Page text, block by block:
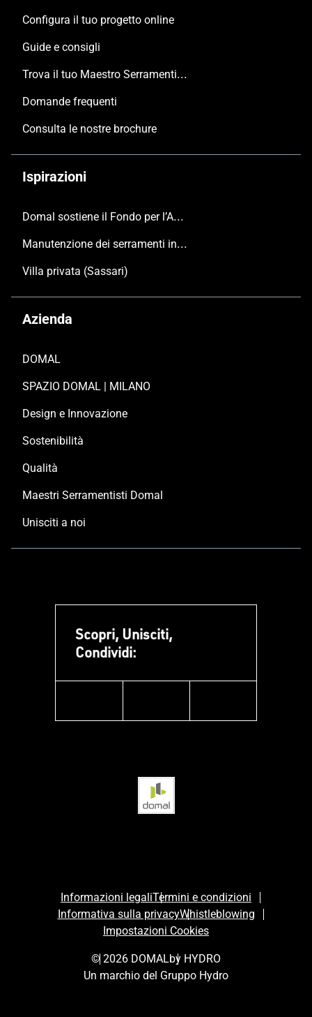
Configura il tuo progetto online
Guide e consigli
Trova il tuo Maestro Serramentista Domal
Domande frequenti
Consulta le nostre brochure
Ispirazioni
Domal sostiene il Fondo per l’Ambiente Italiano anche per le Giornate FAI di Primavera 2024
Manutenzione dei serramenti in alluminio
Villa privata (Sassari)
Azienda
DOMAL
SPAZIO DOMAL | MILANO
Design e Innovazione
Sostenibilità
Qualità
Maestri Serramentisti Domal
Unisciti a noi
Scopri, Unisciti,
Condividi:
Informazioni legaliTermini e condizioni
Informativa sulla privacyWhistleblowing
Impostazioni Cookies
© 2026 DOMALby HYDRO
Un marchio del Gruppo Hydro